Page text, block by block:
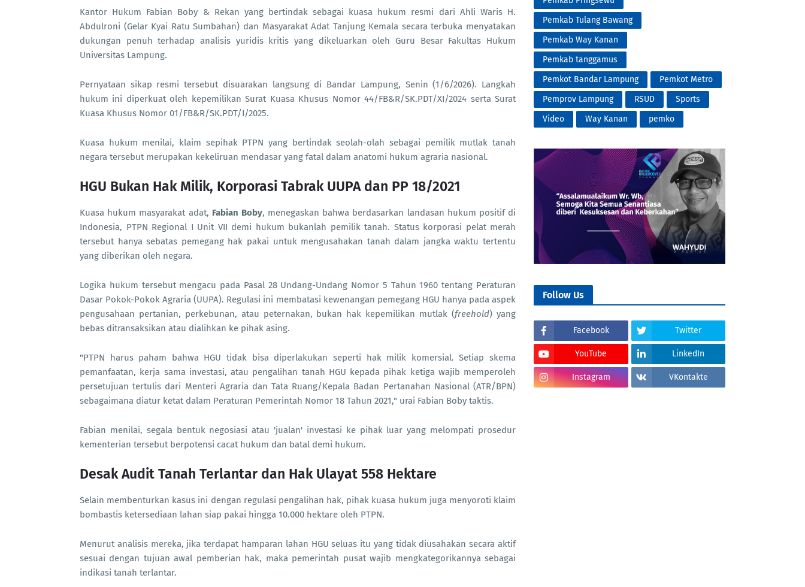
Kantor Hukum Fabian Boby & Rekan yang bertindak sebagai kuasa hukum resmi dari Ahli Waris H.
Abdulroni (Gelar Kyai Ratu Sumbahan) dan Masyarakat Adat Tanjung Kemala secara terbuka menyatakan
dukungan penuh terhadap analisis yuridis kritis yang dikeluarkan oleh Guru Besar Fakultas Hukum
Universitas Lampung.
Pernyataan sikap resmi tersebut disuarakan langsung di Bandar Lampung, Senin (1/6/2026). Langkah
hukum ini diperkuat oleh kepemilikan Surat Kuasa Khusus Nomor 44/FB&R/SK.PDT/XI/2024 serta Surat
Kuasa Khusus Nomor 01/FB&R/SK.PDT/I/2025.
Kuasa hukum menilai, klaim sepihak PTPN yang bertindak seolah-olah sebagai pemilik mutlak tanah
negara tersebut merupakan kekeliruan mendasar yang fatal dalam anatomi hukum agraria nasional.
HGU Bukan Hak Milik, Korporasi Tabrak UUPA dan PP 18/2021
Kuasa hukum masyarakat adat, Fabian Boby, menegaskan bahwa berdasarkan landasan hukum positif di
Indonesia, PTPN Regional I Unit VII demi hukum bukanlah pemilik tanah. Status korporasi pelat merah
tersebut hanya sebatas pemegang hak pakai untuk mengusahakan tanah dalam jangka waktu tertentu
yang diberikan oleh negara.
Logika hukum tersebut mengacu pada Pasal 28 Undang-Undang Nomor 5 Tahun 1960 tentang Peraturan
Dasar Pokok-Pokok Agraria (UUPA). Regulasi ini membatasi kewenangan pemegang HGU hanya pada aspek
pengusahaan pertanian, perkebunan, atau peternakan, bukan hak kepemilikan mutlak (freehold) yang
bebas ditransaksikan atau dialihkan ke pihak asing.
"PTPN harus paham bahwa HGU tidak bisa diperlakukan seperti hak milik komersial. Setiap skema
pemanfaatan, kerja sama investasi, atau pengalihan tanah HGU kepada pihak ketiga wajib memperoleh
persetujuan tertulis dari Menteri Agraria dan Tata Ruang/Kepala Badan Pertanahan Nasional (ATR/BPN)
sebagaimana diatur ketat dalam Peraturan Pemerintah Nomor 18 Tahun 2021," urai Fabian Boby taktis.
Fabian menilai, segala bentuk negosiasi atau 'jualan' investasi ke pihak luar yang melompati prosedur
kementerian tersebut berpotensi cacat hukum dan batal demi hukum.
Desak Audit Tanah Terlantar dan Hak Ulayat 558 Hektare
Selain membenturkan kasus ini dengan regulasi pengalihan hak, pihak kuasa hukum juga menyoroti klaim
bombastis ketersediaan lahan siap pakai hingga 10.000 hektare oleh PTPN.
Menurut analisis mereka, jika terdapat hamparan lahan HGU seluas itu yang tidak diusahakan secara aktif
sesuai dengan tujuan awal pemberian hak, maka pemerintah pusat wajib mengkategorikannya sebagai
indikasi tanah terlantar.
Pemkab Tulang Bawang
Pemkab Way Kanan
Pemkab tanggamus
Pemkot Bandar Lampung
Pemkot Metro
Pemprov Lampung
RSUD
Sports
Video
Way Kanan pemko
Follow Us
Facebook Twitter
YouTube LinkedIn
Instagram VKontakte